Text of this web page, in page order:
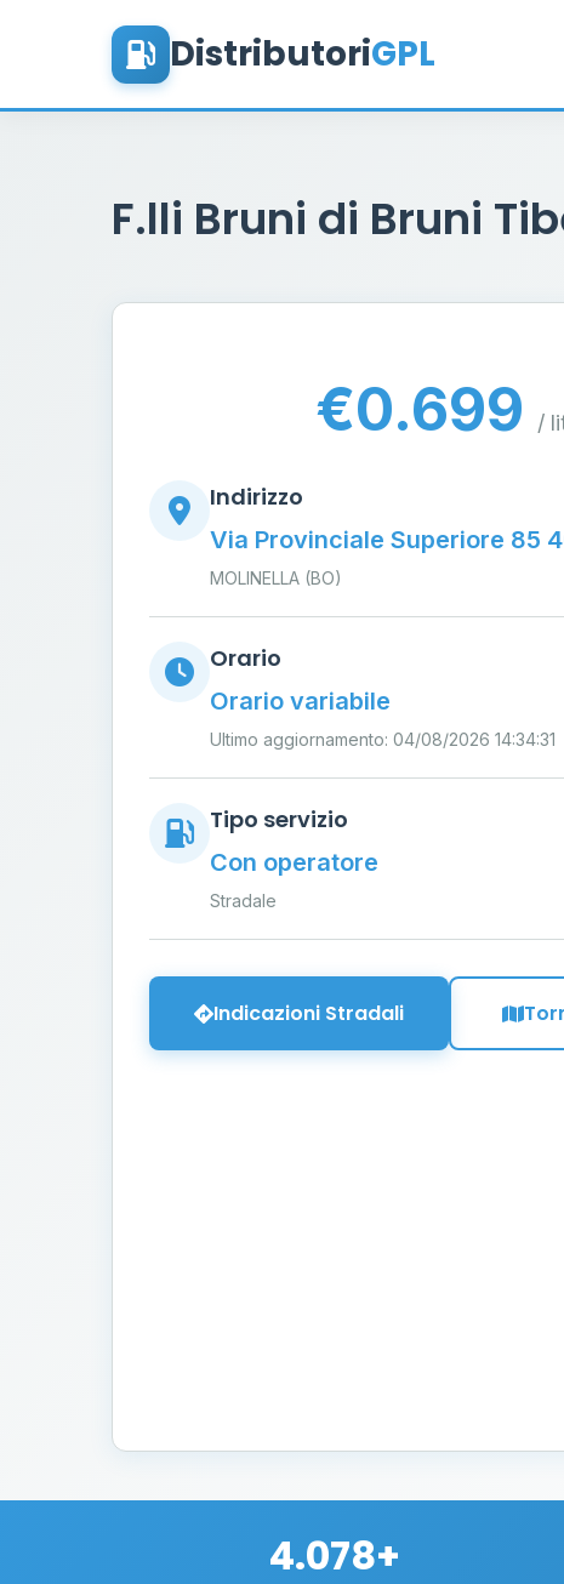
DistributoriGPL
F.lli Bruni di Bruni
€0.699 /
Indirizzo
Via Provinciale Superiore 85
MOLINELLA (BO)
Orario
Orario variabile
Ultimo aggiornamento: 04/08/2026 14:34:31
Tipo servizio
Con operatore
Stradale
Indicazioni Stradali
4.078+